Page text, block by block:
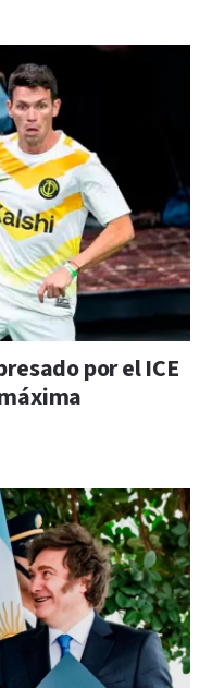
por el ICE